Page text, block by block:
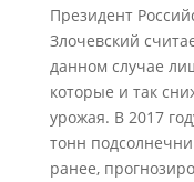
Президент
Злочевский
данном случае
которые и так
урожая. В 2017
тонн
ранее,